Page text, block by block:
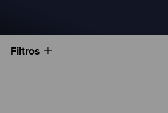
Filtros